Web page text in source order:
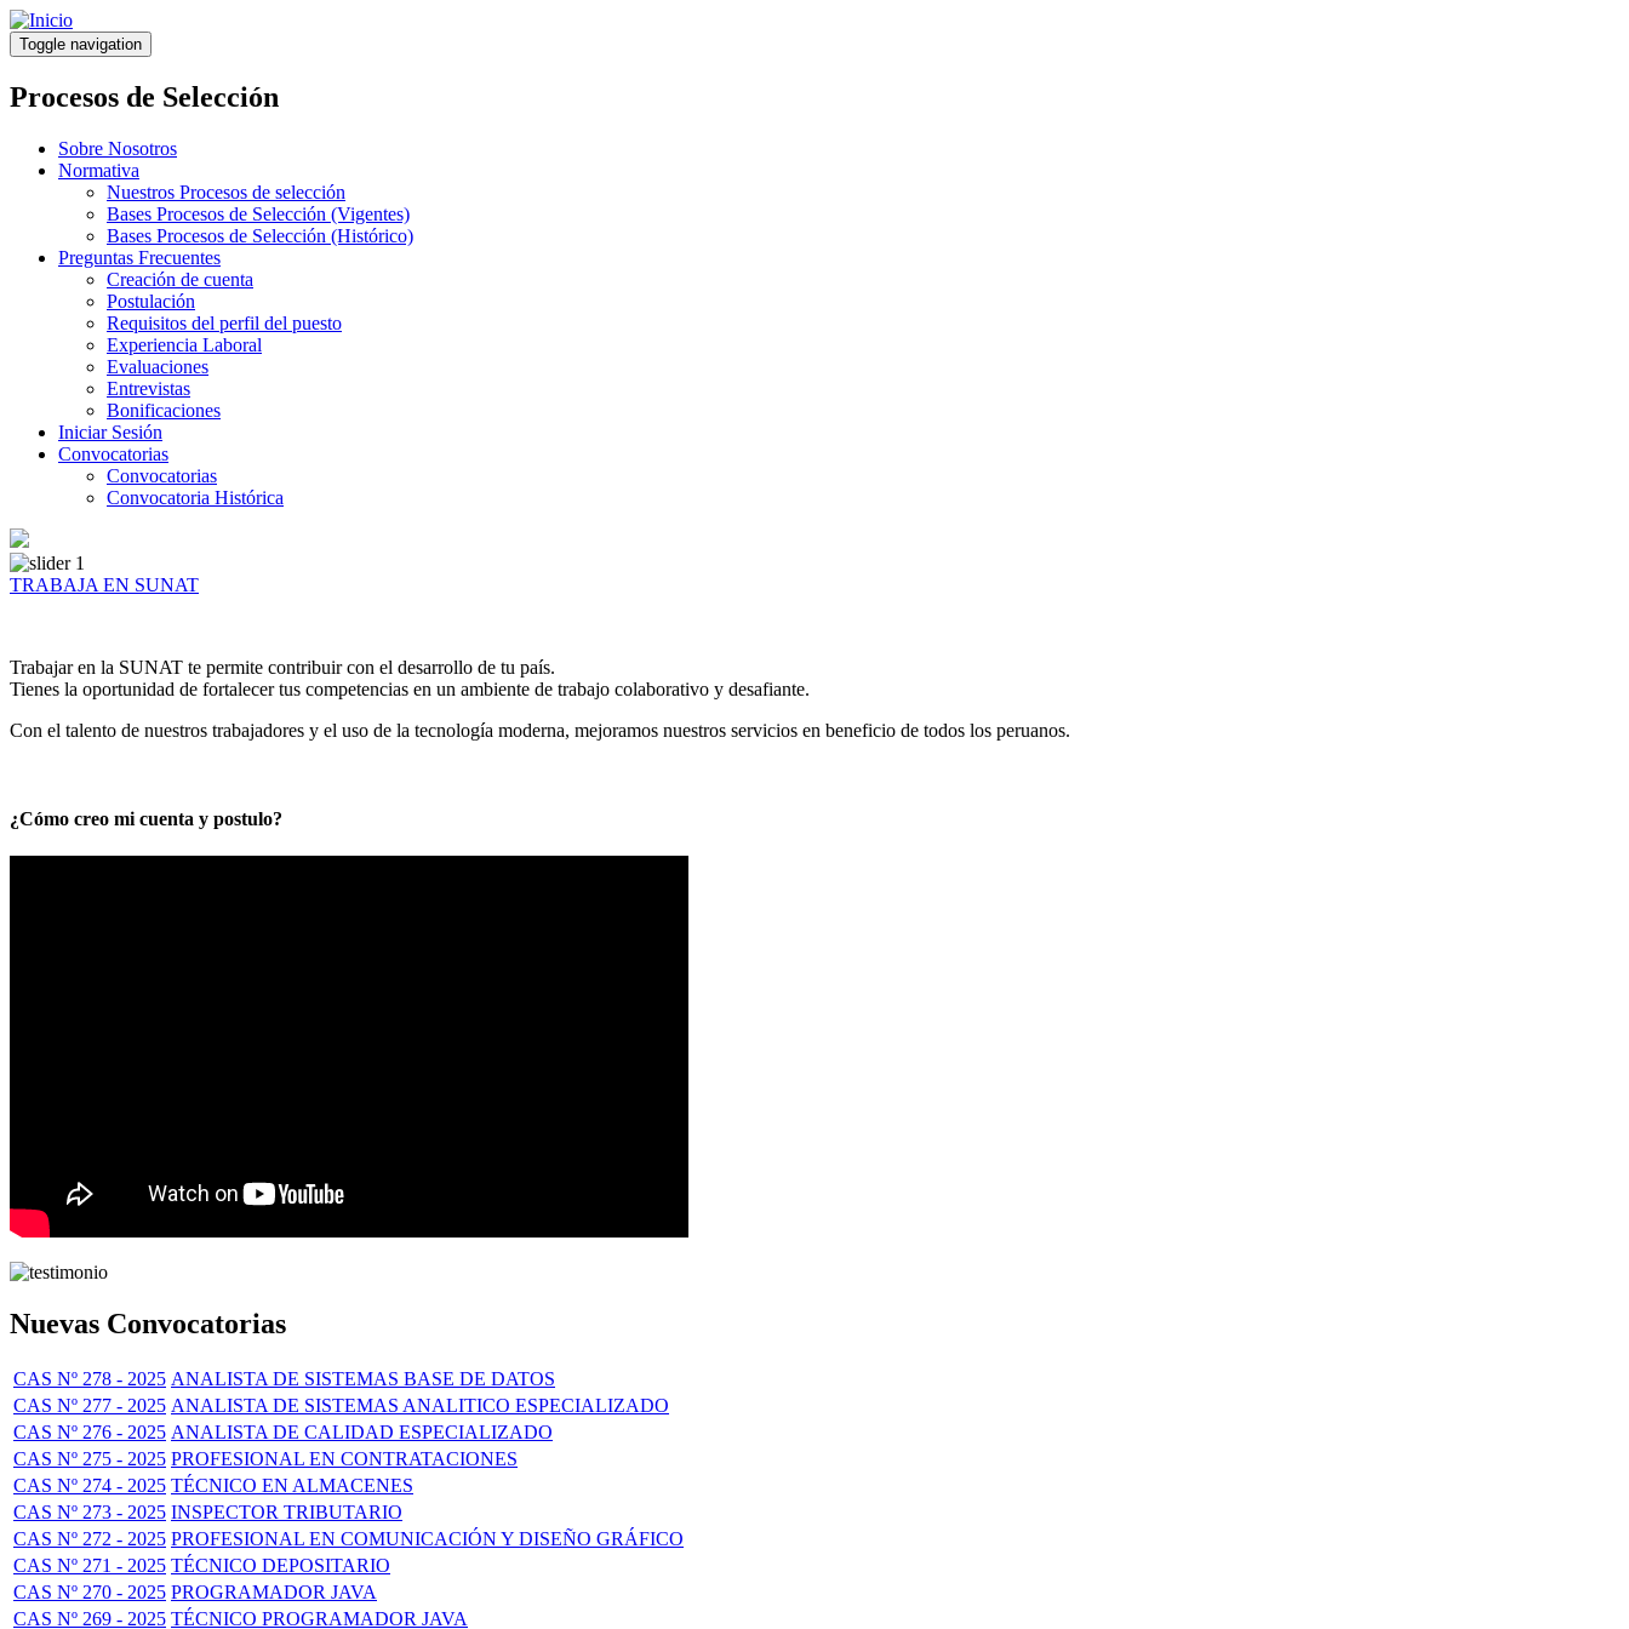
Pasar
al
contenido
principal
Toggle navigation
Procesos de Selección
Sobre Nosotros
Normativa
Nuestros Procesos de selección
Bases Procesos de Selección (Vigentes)
Bases Procesos de Selección (Histórico)
Preguntas Frecuentes
Creación de cuenta
Postulación
Requisitos del perfil del puesto
Experiencia Laboral
Evaluaciones
Entrevistas
Bonificaciones
Iniciar Sesión
Convocatorias
Convocatorias
Convocatoria Histórica
TRABAJA EN SUNAT
Trabajar en la SUNAT te permite contribuir con el desarrollo de tu país.
Tienes la oportunidad de fortalecer tus competencias en un ambiente de trabajo colaborativo y desafiante.
Con el talento de nuestros trabajadores y el uso de la tecnología moderna, mejoramos nuestros servicios en beneficio de todos los peruanos.
¿Cómo creo mi cuenta y postulo?
Nuevas Convocatorias
CAS Nº 278 - 2025 ANALISTA DE SISTEMAS BASE DE DATOS
CAS Nº 277 - 2025 ANALISTA DE SISTEMAS ANALITICO ESPECIALIZADO
CAS Nº 276 - 2025 ANALISTA DE CALIDAD ESPECIALIZADO
CAS Nº 275 - 2025 PROFESIONAL EN CONTRATACIONES
CAS Nº 274 - 2025 TÉCNICO EN ALMACENES
CAS Nº 273 - 2025 INSPECTOR TRIBUTARIO
CAS Nº 272 - 2025 PROFESIONAL EN COMUNICACIÓN Y DISEÑO GRÁFICO
CAS Nº 271 - 2025 TÉCNICO DEPOSITARIO
CAS Nº 270 - 2025 PROGRAMADOR JAVA
CAS Nº 269 - 2025 TÉCNICO PROGRAMADOR JAVA